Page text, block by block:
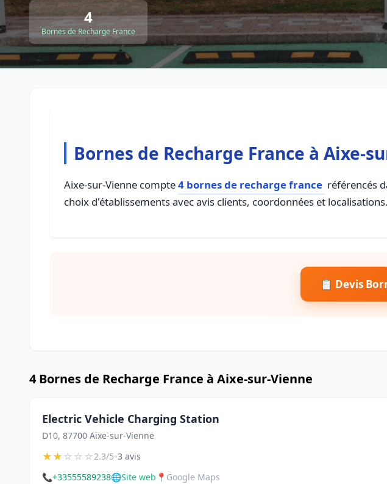
4
Bornes de Recharge France
Bornes de Recharge France à Aixe-
Aixe-sur-Vienne compte4 bornes de recharge france référencés
choix d'établissements avec avis clients, coordonnées et localisations.
📋 Devis
4 Bornes de Recharge France à Aixe-sur-Vienne
Electric Vehicle Charging Station
D10, 87700 Aixe-sur-Vienne
★★☆☆☆2.3/5•3 avis
📞+33555589238🌐Site web 📍 Google Maps